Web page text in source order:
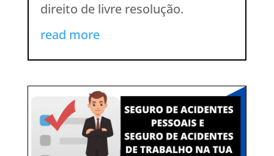
direito de livre resolução.
read more